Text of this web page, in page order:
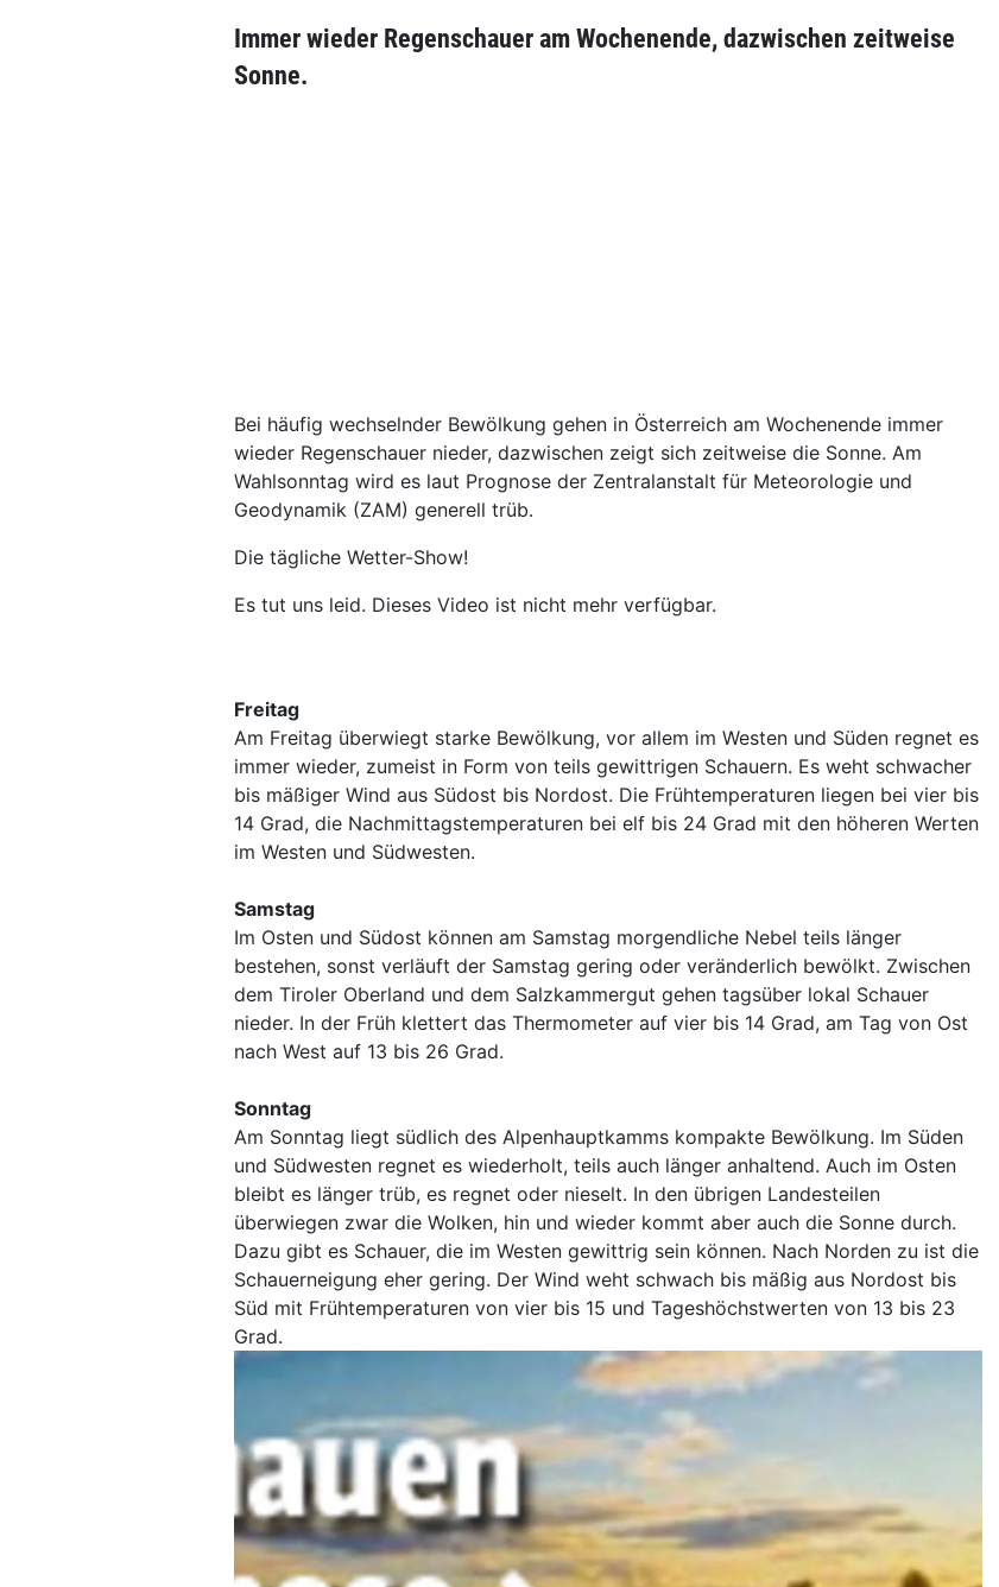
Immer wieder Regenschauer am Wochenende, dazwischen zeitweise
Sonne.
Bei häufig wechselnder Bewölkung gehen in Österreich am Wochenende immer
wieder Regenschauer nieder, dazwischen zeigt sich zeitweise die Sonne. Am
Wahlsonntag wird es laut Prognose der Zentralanstalt für Meteorologie und
Geodynamik (ZAM) generell trüb.
Die tägliche Wetter-Show!
Es tut uns leid. Dieses Video ist nicht mehr verfügbar.
Freitag
Am Freitag überwiegt starke Bewölkung, vor allem im Westen und Süden regnet es
immer wieder, zumeist in Form von teils gewittrigen Schauern. Es weht schwacher
bis mäßiger Wind aus Südost bis Nordost. Die Frühtemperaturen liegen bei vier bis
14 Grad, die Nachmittagstemperaturen bei elf bis 24 Grad mit den höheren Werten
im Westen und Südwesten.
Samstag
Im Osten und Südost können am Samstag morgendliche Nebel teils länger
bestehen, sonst verläuft der Samstag gering oder veränderlich bewölkt. Zwischen
dem Tiroler Oberland und dem Salzkammergut gehen tagsüber lokal Schauer
nieder. In der Früh klettert das Thermometer auf vier bis 14 Grad, am Tag von Ost
nach West auf 13 bis 26 Grad.
Sonntag
Am Sonntag liegt südlich des Alpenhauptkamms kompakte Bewölkung. Im Süden
und Südwesten regnet es wiederholt, teils auch länger anhaltend. Auch im Osten
bleibt es länger trüb, es regnet oder nieselt. In den übrigen Landesteilen
überwiegen zwar die Wolken, hin und wieder kommt aber auch die Sonne durch.
Dazu gibt es Schauer, die im Westen gewittrig sein können. Nach Norden zu ist die
Schauerneigung eher gering. Der Wind weht schwach bis mäßig aus Nordost bis
Süd mit Frühtemperaturen von vier bis 15 und Tageshöchstwerten von 13 bis 23
Grad.